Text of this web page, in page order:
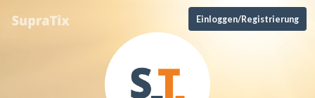
Einloggen/Registrierung